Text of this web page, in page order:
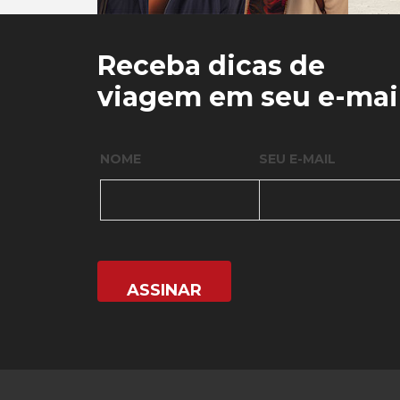
0 0
Receba dicas de
viagem em seu e-
NOME SEU E-MAIL